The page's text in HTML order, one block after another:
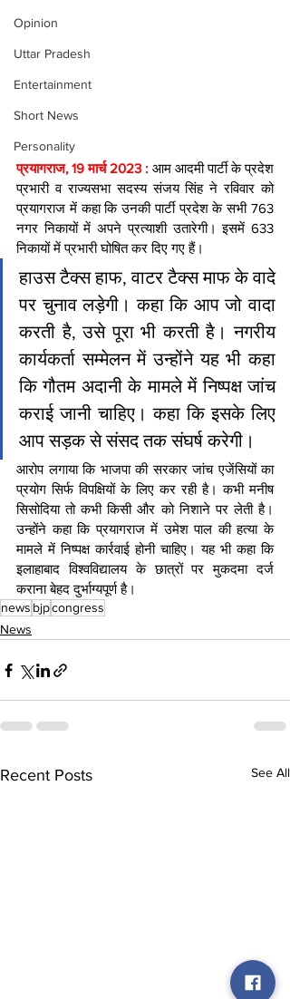
Opinion
Uttar Pradesh
Entertainment
Short News
Personality
प्रयागराज, 19 मार्च 2023 : आम आदमी पार्टी के प्रदेश
प्रभारी व राज्यसभा सदस्य संजय सिंह ने रविवार को
प्रयागराज में कहा कि उनकी पार्टी प्रदेश के सभी 763
नगर निकायों में अपने प्रत्याशी उतारेगी। इसमें 633
निकायों में प्रभारी घोषित कर दिए गए हैं।
हाउस टैक्स हाफ, वाटर टैक्स माफ के वादे
पर चुनाव लड़ेगी। कहा कि आप जो वादा
करती है, उसे पूरा भी करती है। नगरीय
कार्यकर्ता सम्मेलन में उन्होंने यह भी कहा
कि गौतम अदानी के मामले में निष्पक्ष जांच
कराई जानी चाहिए। कहा कि इसके लिए
आप सड़क से संसद तक संघर्ष करेगी।
आरोप लगाया कि भाजपा की सरकार जांच एजेंसियों का
प्रयोग सिर्फ विपक्षियों के लिए कर रही है। कभी मनीष
सिसोदिया तो कभी किसी और को निशाने पर लेती है।
उन्होंने कहा कि प्रयागराज में उमेश पाल की हत्या के
मामले में निष्पक्ष कार्रवाई होनी चाहिए। यह भी कहा कि
इलाहाबाद विश्वविद्यालय के छात्रों पर मुकदमा दर्ज
कराना बेहद दुर्भाग्यपूर्ण है।
news bjpcongress
News
Recent Posts See All